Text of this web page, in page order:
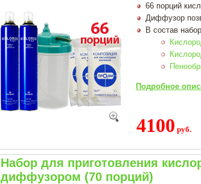
66 порций
Диффузор
В состав
Подробное
4100 руб.
Набор для приготовления
диффузором (70 порций)